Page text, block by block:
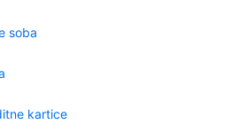
soba
kartice